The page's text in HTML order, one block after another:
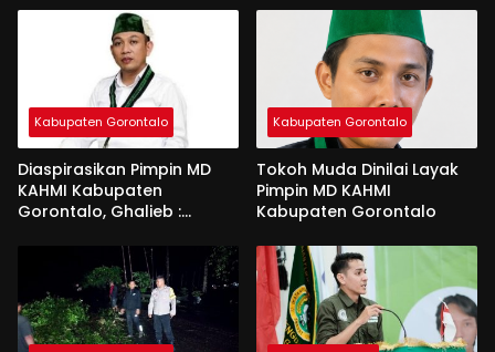
Kabupaten Gorontalo
Diaspirasikan Pimpin MD
KAHMI Kabupaten
Gorontalo, Ghalieb :
Kabupaten Gorontalo
Tokoh Muda Dinilai Layak
Pimpin MD KAHMI
Kabupaten Gorontalo